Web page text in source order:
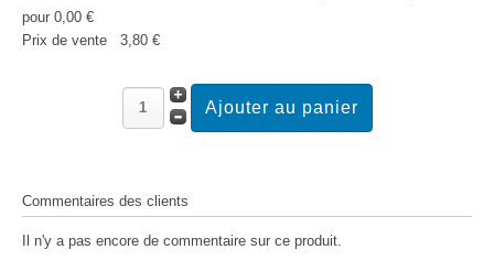
pour 0,00 €
Prix ​​de vente
3,80 €
Commentaires des clients
Il n'y a pas encore de commentaire sur ce produit.